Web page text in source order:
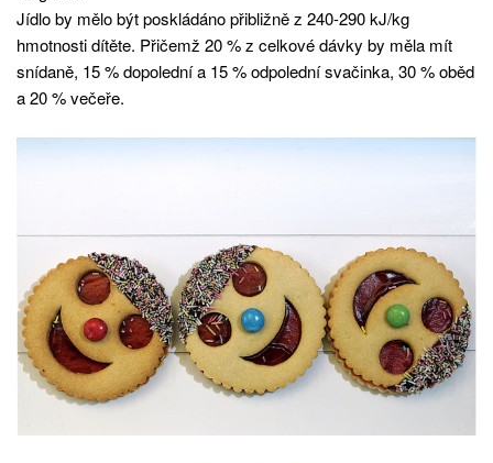
Jídlo by mělo být poskládáno přibližně z 240-290 kJ/kg
hmotnosti dítěte. Přičemž 20 % z celkové dávky by měla mít
snídaně, 15 % dopolední a 15 % odpolední svačinka, 30 % oběd
a 20 % večeře.